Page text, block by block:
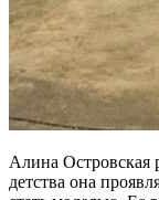
Алина Островская
детства она